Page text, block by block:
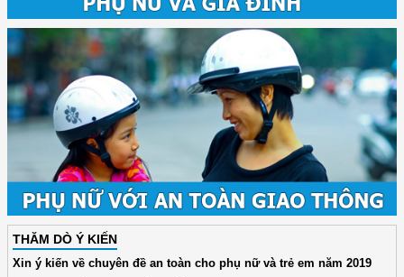
THĂM DÒ Ý KIẾN
Xin ý kiến về chuyên đề an toàn cho phụ nữ và trẻ em năm 2019